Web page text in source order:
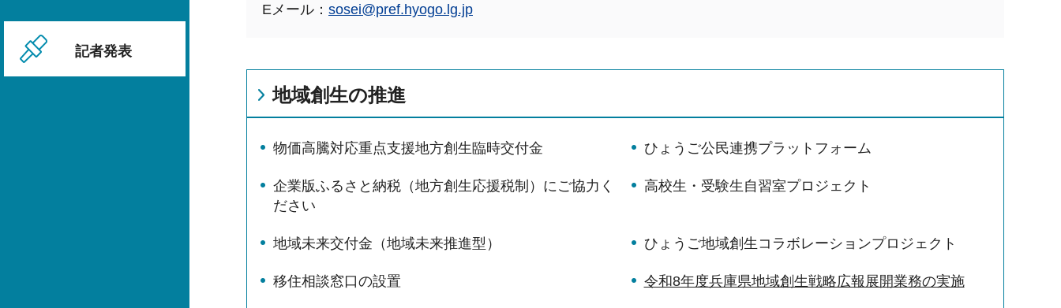
記者発表
Eメール： sosei@pref.hyogo.lg.jp
地域創生の推進
物価高騰対応重点支援地方創生臨時交付金 ひょうご公民連携プラットフォーム
企業版ふるさと納税（地方創生応援税制）にご協力く
ださい
高校生・受験生自習室プロジェクト
地域未来交付金（地域未来推進型） ひょうご地域創生コラボレーションプロジェクト
移住相談窓口の設置 令和8年度兵庫県地域創生戦略広報展開業務の実施